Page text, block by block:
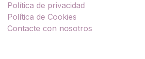
Política de privacidad
Política de Cookies
Contacte con nosotros